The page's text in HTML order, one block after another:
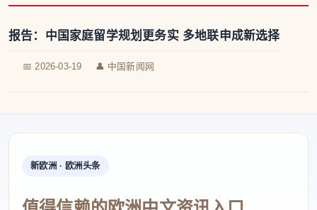
报告：中国家庭留学规划更务实 多地联申成新选择
📅 2026-03-19 👤 中国新闻网
新欧洲 · 欧洲头条